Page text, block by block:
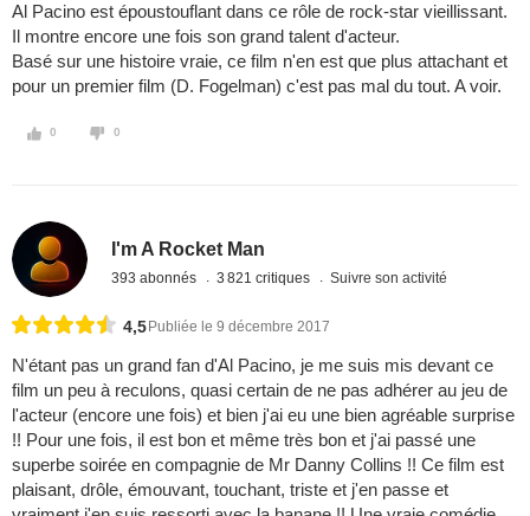
Al Pacino est époustouflant dans ce rôle de rock-star vieillissant.
Il montre encore une fois son grand talent d'acteur.
Basé sur une histoire vraie, ce film n'en est que plus attachant et
pour un premier film (D. Fogelman) c'est pas mal du tout. A voir.
0 0
I'm A Rocket Man
393 abonnés 3 821 critiques Suivre son activité
4,5 Publiée le 9 décembre 2017
N'étant pas un grand fan d'Al Pacino, je me suis mis devant ce
film un peu à reculons, quasi certain de ne pas adhérer au jeu de
l'acteur (encore une fois) et bien j'ai eu une bien agréable surprise
!! Pour une fois, il est bon et même très bon et j'ai passé une
superbe soirée en compagnie de Mr Danny Collins !! Ce film est
plaisant, drôle, émouvant, touchant, triste et j'en passe et